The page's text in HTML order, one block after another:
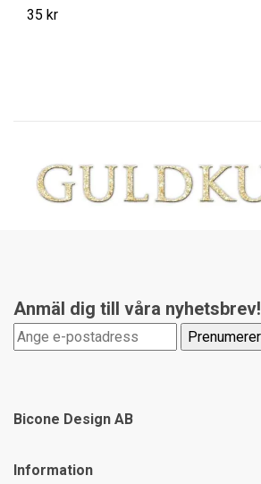
35 kr
Anmäl dig till våra nyhetsbrev!
Bicone Design AB
Information